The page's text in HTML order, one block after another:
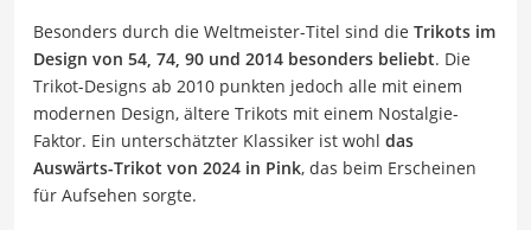
Besonders durch die Weltmeister-Titel sind die Trikots im
Design von 54, 74, 90 und 2014 besonders beliebt. Die
Trikot-Designs ab 2010 punkten jedoch alle mit einem
modernen Design, ältere Trikots mit einem Nostalgie-
Faktor. Ein unterschätzter Klassiker ist wohl das
Auswärts-Trikot von 2024 in Pink, das beim Erscheinen
für Aufsehen sorgte.